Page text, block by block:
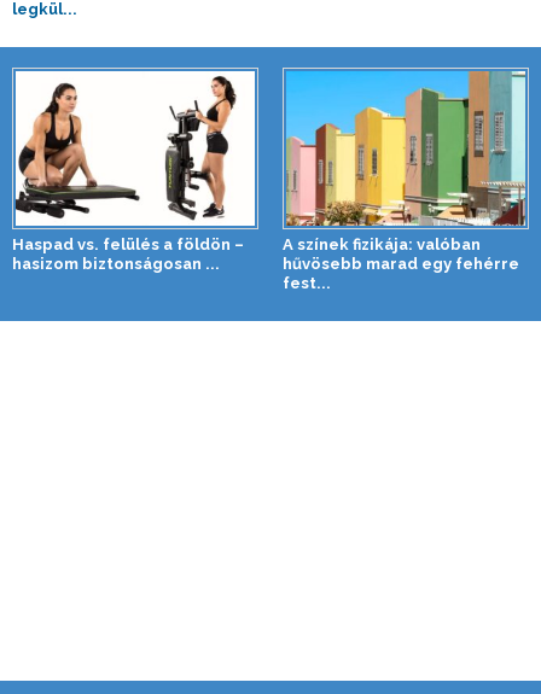
legkül...
Haspad vs. felülés a földön –
hasizom biztonságosan ...
A színek fizikája: valóban
hűvösebb marad egy fehérre
fest...